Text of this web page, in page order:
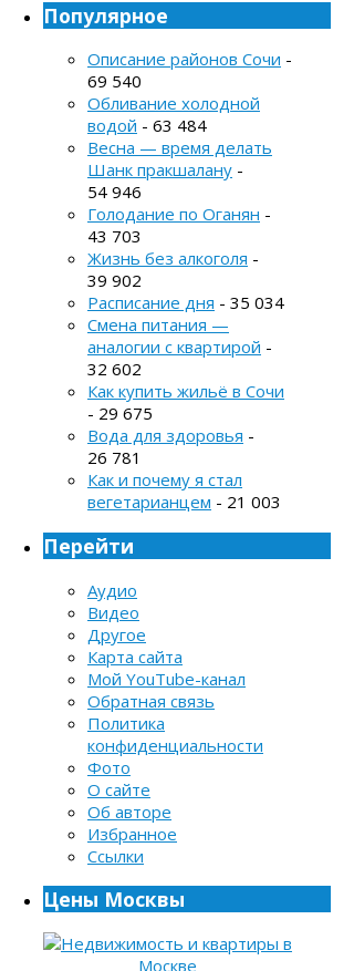
Популярное
Описание районов Сочи -
69 540
Обливание холодной
водой - 63 484
Весна — время делать
Шанк пракшалану -
54 946
Голодание по Оганян -
43 703
Жизнь без алкоголя -
39 902
Расписание дня - 35 034
Смена питания —
аналогии с квартирой -
32 602
Как купить жильё в Сочи
- 29 675
Вода для здоровья -
26 781
Как и почему я стал
вегетарианцем - 21 003
Перейти
Аудио
Видео
Другое
Карта сайта
Мой YouTube-канал
Обратная связь
Политика
конфиденциальности
Фото
О сайте
Об авторе
Избранное
Ссылки
Цены Москвы